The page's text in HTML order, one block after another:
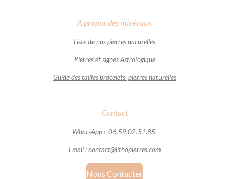
A propos des minéraux
Liste de nos pierres naturelles
Pierres et signes Astrologique
Guide des tailles bracelets pierres naturelles
Contact
WhatsApp : 06.59.02.51.85.
Email :contact@lithopierres.com
Nous Contacter